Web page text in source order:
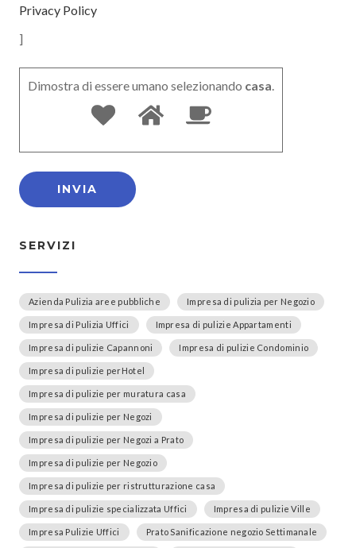
Privacy Policy
]
Dimostra di essere umano selezionando casa.
SERVIZI
Azienda Pulizia aree pubbliche Impresa di pulizia per Negozio
Impresa di Pulizia Uffici Impresa di pulizie Appartamenti
Impresa di pulizie Capannoni Impresa di pulizie Condominio
Impresa di pulizie perHotel
Impresa di pulizie per muratura casa
Impresa di pulizie per Negozi
Impresa di pulizie per Negozi a Prato
Impresa di pulizie per Negozio
Impresa di pulizie per ristrutturazione casa
Impresa di pulizie specializzata Uffici Impresa di pulizie Ville
Impresa Pulizie Uffici Prato Sanificazione negozio Settimanale